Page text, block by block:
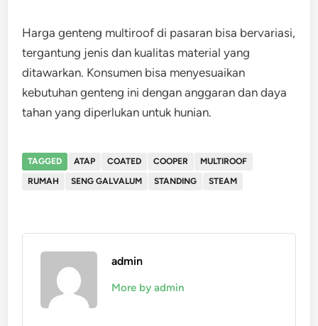
Harga genteng multiroof di pasaran bisa bervariasi,
tergantung jenis dan kualitas material yang
ditawarkan. Konsumen bisa menyesuaikan
kebutuhan genteng ini dengan anggaran dan daya
tahan yang diperlukan untuk hunian.
TAGGED ATAP COATED COOPER
MULTIROOF
RUMAH
SENG GALVALUM STANDING STEAM
admin
More by admin